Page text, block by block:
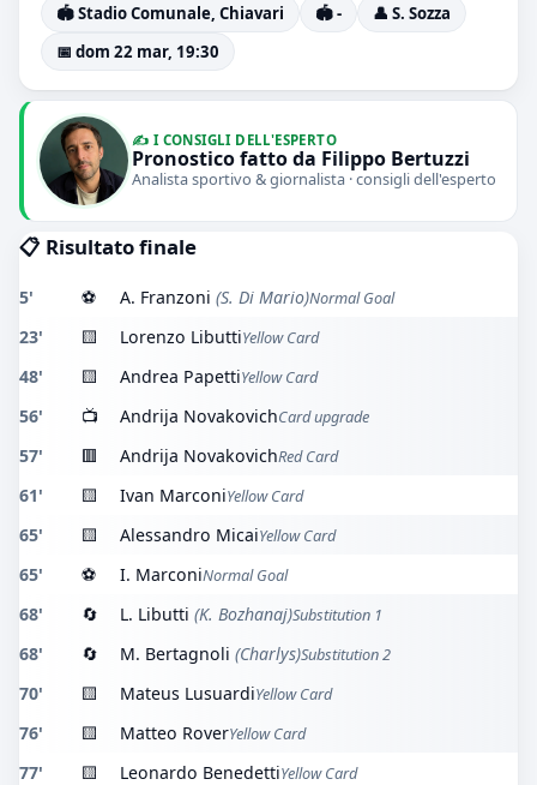
🏟️ Stadio Comunale, Chiavari 🏟️ -
👤 S. Sozza
📅 dom 22 mar, 19:30
✍️ I CONSIGLI DELL'ESPERTO
Pronostico fatto da Filippo Bertuzzi
Analista sportivo & giornalista · consigli dell'esperto
📋 Risultato finale
5' ⚽ A. Franzoni (S. Di Mario)Normal Goal
23' 🟨 Lorenzo LibuttiYellow Card
48' 🟨 Andrea PapettiYellow Card
56' 📺 Andrija NovakovichCard upgrade
57' 🟥 Andrija NovakovichRed Card
61' 🟨 Ivan MarconiYellow Card
65' 🟨 Alessandro MicaiYellow Card
65' ⚽ I. MarconiNormal Goal
68' 🔄 L. Libutti (K. Bozhanaj)Substitution 1
68' 🔄 M. Bertagnoli (Charlys)Substitution 2
70' 🟨 Mateus LusuardiYellow Card
76' 🟨 Matteo RoverYellow Card
77' 🟨 Leonardo BenedettiYellow Card